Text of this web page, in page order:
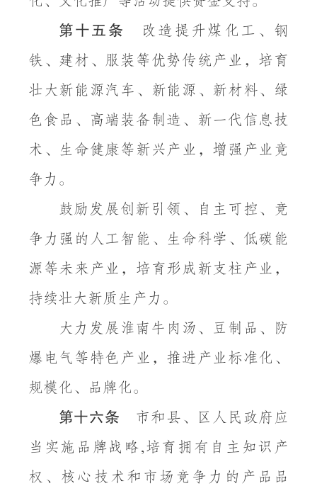
第十五条
改造提升煤化工、钢
铁、建材、服装等优势传统产业，培育
壮大新能源汽车、新能源、新材料、绿
色食品、高端装备制造、新一代信息技
术、生命健康等新兴产业，增强产业竞
争力。
鼓励发展创新引领、自主可控、竞
争力强的人工智能、生命科学、低碳能
源等未来产业，培育形成新支柱产业，
持续壮大新质生产力。
大力发展淮南牛肉汤、豆制品、防
爆电气等特色产业，推进产业标准化、
规模化、品牌化。
第十六条 市和县、区人民政府应
当实施品牌战略,培育拥有自主知识产
权、核心技术和市场竞争力的产品品